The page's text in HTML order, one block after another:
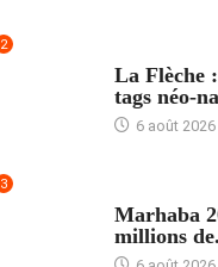
2
La Flèche
tags néo-
6 août 2026
3
Marhaba
millions